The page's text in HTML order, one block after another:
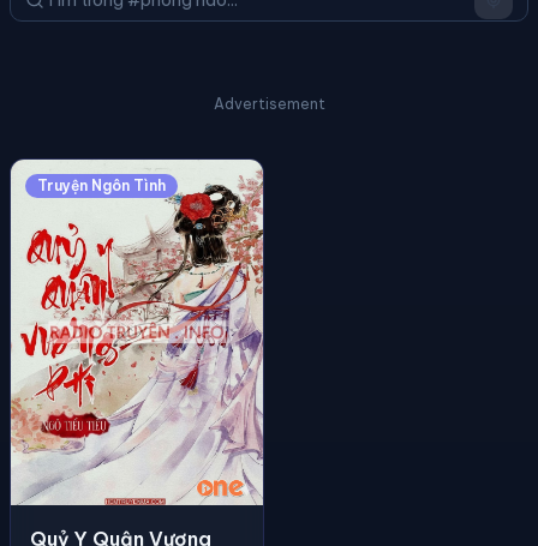
Advertisement
Truyện Ngôn Tình
Quỷ Y Quận Vương